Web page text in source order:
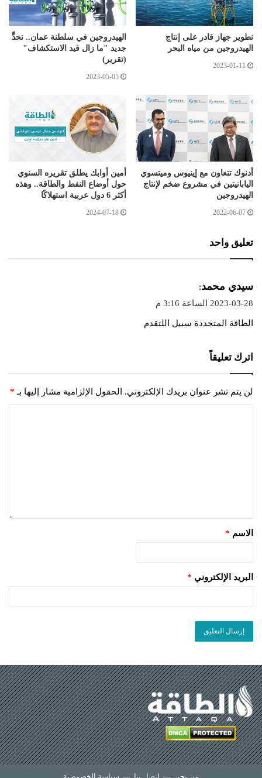
تطوير جهاز قادر على إنتاج
الهيدروجين من مياه البحر
2023-01-11
الهيدروجين في سلطنة عمان.. تحدٍّ
جديد "ما زال قيد الاستكشاف"
(تقرير)
2023-05-05
أدنوك تتعاون مع إينيوس وميتسوي
اليابانيتين في مشروع ضخم لإنتاج
الهيدروجين
2022-06-07
أمين أوابك يطلق تقريره السنوي
حول أوضاع النفط والطاقة.. وهذه
أكثر 6 دول عربية استهلاكًا
2024-07-18
تعليق واحد
ي
ق
سيدي محمد:
2023-03-28 الساعة 3:16 م
الطاقة المتجددة سبيل اللتقدم
اترك تعليقاً
لن يتم نشر عنوان بريدك الإلكتروني. الحقول الإلزامية مشار إليها بـ *
الاسم *
البريد الإلكتروني *